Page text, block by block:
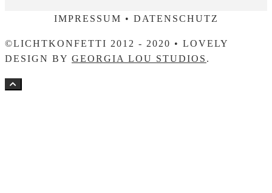
IMPRESSUM • DATENSCHUTZ
©LICHTKONFETTI 2012 - 2020 • LOVELY
DESIGN BY GEORGIA LOU STUDIOS .